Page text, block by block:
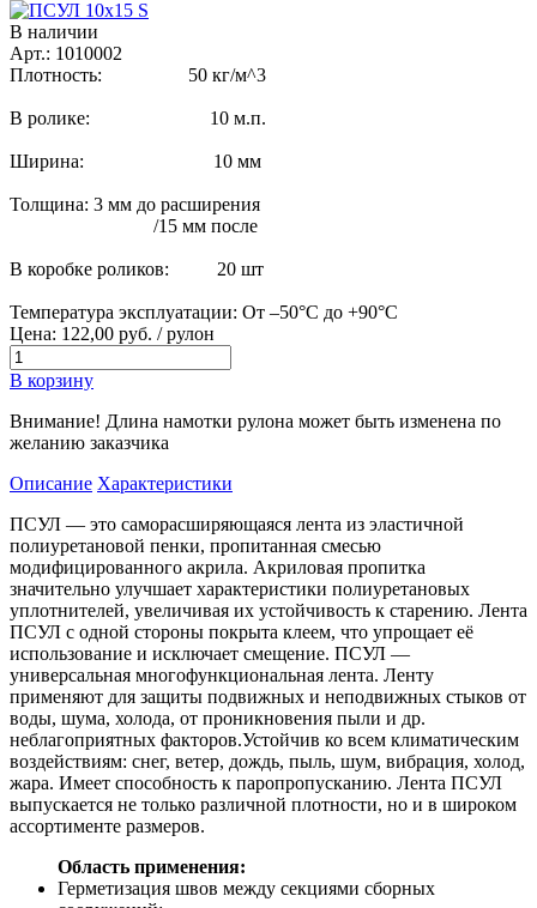
В наличии
Арт.: 1010002
Плотность: 50 кг/м^3
В ролике: 10 м.п.
Ширина: 10 мм
Толщина: 3 мм до расширения
/15 мм после
В коробке роликов: 20 шт
Температура эксплуатации: От –50°С до +90°С
Цена: 122,00 руб. / рулон
В корзину
Внимание! Длина намотки рулона может быть изменена по
желанию заказчика
Описание Характеристики
ПСУЛ — это саморасширяющаяся лента из эластичной
полиуретановой пенки, пропитанная смесью
модифицированного акрила. Акриловая пропитка
значительно улучшает характеристики полиуретановых
уплотнителей, увеличивая их устойчивость к старению. Лента
ПСУЛ с одной стороны покрыта клеем, что упрощает её
использование и исключает смещение. ПСУЛ —
универсальная многофункциональная лента. Ленту
применяют для защиты подвижных и неподвижных стыков от
воды, шума, холода, от проникновения пыли и др.
неблагоприятных факторов.Устойчив ко всем климатическим
воздействиям: снег, ветер, дождь, пыль, шум, вибрация, холод,
жара. Имеет способность к паропропусканию. Лента ПСУЛ
выпускается не только различной плотности, но и в широком
ассортименте размеров.
Область применения:
Герметизация швов между секциями сборных